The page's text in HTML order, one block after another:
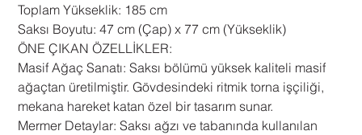
​Toplam Yükseklik: 185 cm
​Saksı Boyutu: 47 cm (Çap) x 77 cm (Yükseklik)
​ÖNE ÇIKAN ÖZELLİKLER:
​Masif Ağaç Sanatı: Saksı bölümü yüksek kaliteli masif
ağaçtan üretilmiştir. Gövdesindeki ritmik torna işçiliği,
mekana hareket katan özel bir tasarım sunar.
​Mermer Detaylar: Saksı ağzı ve tabanında kullanılan